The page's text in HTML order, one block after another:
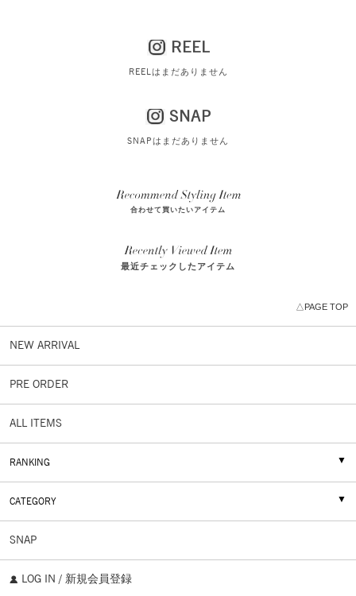
REEL
REELはまだありません
SNAP
SNAPはまだありません
合わせて買いたいアイテム
最近チェックしたアイテム
△PAGE TOP
NEW ARRIVAL
PRE ORDER
ALL ITEMS
RANKING
CATEGORY
SNAP
LOG IN / 新規会員登録